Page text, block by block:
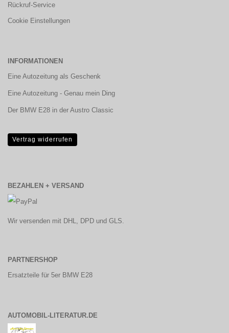
Rückruf-Service
Cookie Einstellungen
INFORMATIONEN
Eine Autozeitung als Geschenk
Eine Autozeitung - Genau mein Ding
Der BMW E28 in der Austro Classic
Vertrag widerrufen
BEZAHLEN + VERSAND
Wir versenden mit DHL, DPD und GLS.
PARTNERSHOP
Ersatzteile für 5er BMW E28
AUTOMOBIL-LITERATUR.DE